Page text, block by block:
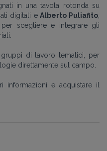
in una tavola rotonda su
digitali eAlberto Puliafito
scegliere e integrare gli
di lavoro tematici, per
direttamente sul campo.
informazioni e acquistare il